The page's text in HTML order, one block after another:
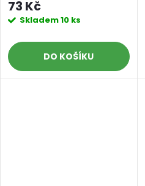
73 Kč
Skladem10 ks
DO KOŠÍKU